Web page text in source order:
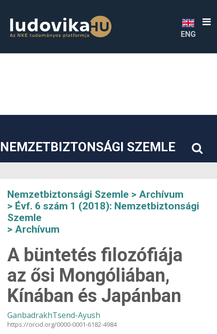
##plugins.themes.bootstrap3.accessible_menu.sidebar##
ENG
NEMZETBIZTONSÁGI SZEMLE
Nemzetbiztonsági Szemle
Archívum
Évf. 6 szám 1 (2018): Nemzetbiztonsági
Szemle
Archívum
A büntetés filozófiája
az ősi Mongóliában,
Kínában és Japánban
GanbadrakhTsend-Ayush
https://orcid.org/0000-0001-6182-4984